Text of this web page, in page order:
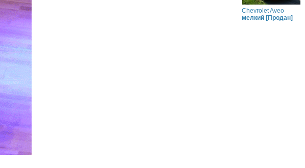
Chevrolet Aveo
мелкий [Продан]